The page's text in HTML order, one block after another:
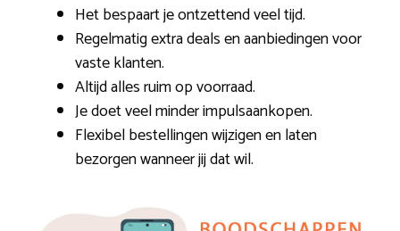
Het bespaart je ontzettend veel tijd.
Regelmatig extra deals en aanbiedingen voor
vaste klanten.
Altijd alles ruim op voorraad.
Je doet veel minder impulsaankopen.
Flexibel bestellingen wijzigen en laten
bezorgen wanneer jij dat wil.